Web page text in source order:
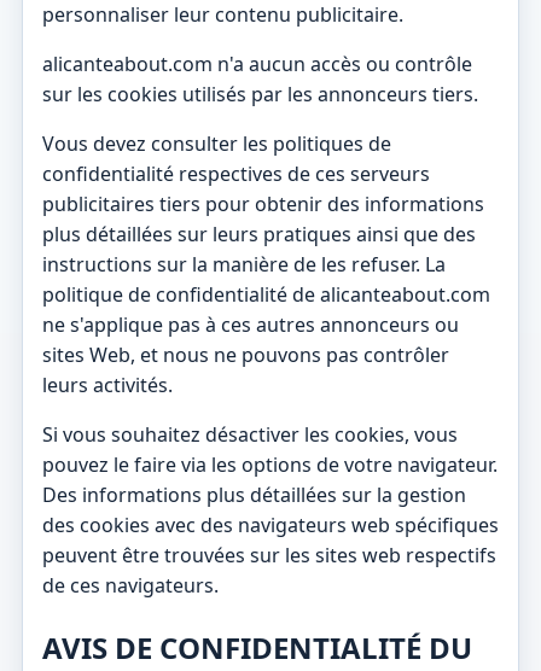
personnaliser leur contenu publicitaire.
alicanteabout.com n'a aucun accès ou contrôle
sur les cookies utilisés par les annonceurs tiers.
Vous devez consulter les politiques de
confidentialité respectives de ces serveurs
publicitaires tiers pour obtenir des informations
plus détaillées sur leurs pratiques ainsi que des
instructions sur la manière de les refuser. La
politique de confidentialité de alicanteabout.com
ne s'applique pas à ces autres annonceurs ou
sites Web, et nous ne pouvons pas contrôler
leurs activités.
Si vous souhaitez désactiver les cookies, vous
pouvez le faire via les options de votre navigateur.
Des informations plus détaillées sur la gestion
des cookies avec des navigateurs web spécifiques
peuvent être trouvées sur les sites web respectifs
de ces navigateurs.
AVIS DE CONFIDENTIALITÉ DU